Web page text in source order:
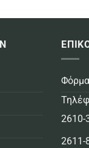
2610-
2611-